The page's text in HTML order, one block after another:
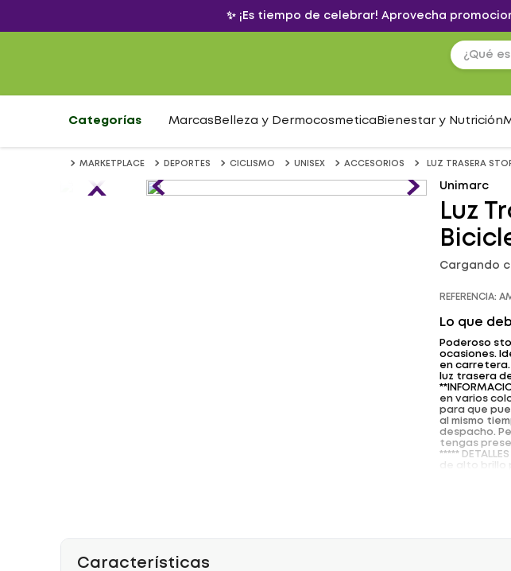
✨ ¡Es tiempo de celebrar! Aprovecha
Categorías Marcas Belleza y Dermocosmetica Bienestar y Nutrición
MARKETPLACE DEPORTES CICLISMO UNISEX ACCESORIOS LUZ TRASERA
Unimarc
Luz
Cargando
REFERENCIA:
Lo que
Poderoso
ocasiones.
en
luz trasera
en varios
para que
al mismo
despacho.
tengas
*****
de alto brillo
Instalación
elástica..***
Visibilidad
foto es
atributos del
Características